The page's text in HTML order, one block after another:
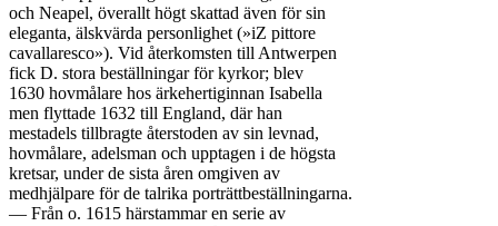
och Neapel, överallt högt skattad även för sin
eleganta, älskvärda personlighet (»iZ pittore
cavallaresco»). Vid återkomsten till Antwerpen
fick D. stora beställningar för kyrkor; blev
1630 hovmålare hos ärkehertiginnan Isabella
men flyttade 1632 till England, där han
mestadels tillbragte återstoden av sin levnad,
hovmålare, adelsman och upptagen i de högsta
kretsar, under de sista åren omgiven av
medhjälpare för de talrika porträttbeställningarna.
— Från o. 1615 härstammar en serie av